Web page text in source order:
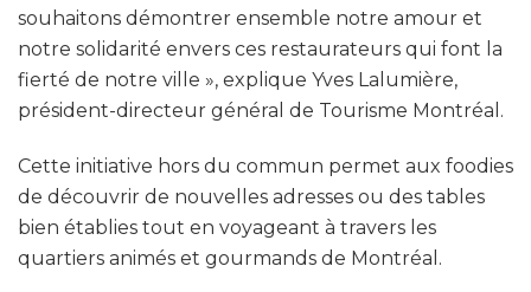
souhaitons démontrer ensemble notre amour et
notre solidarité envers ces restaurateurs qui font la
fierté de notre ville », explique Yves Lalumière,
président-directeur général de Tourisme Montréal.
Cette initiative hors du commun permet aux foodies
de découvrir de nouvelles adresses ou des tables
bien établies tout en voyageant à travers les
quartiers animés et gourmands de Montréal.